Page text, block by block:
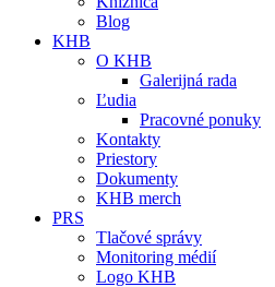
Blog
KHB
O KHB
Galerijná rada
Ľudia
Pracovné ponuky
Kontakty
Priestory
Dokumenty
KHB merch
PRS
Tlačové správy
Monitoring médií
Logo KHB